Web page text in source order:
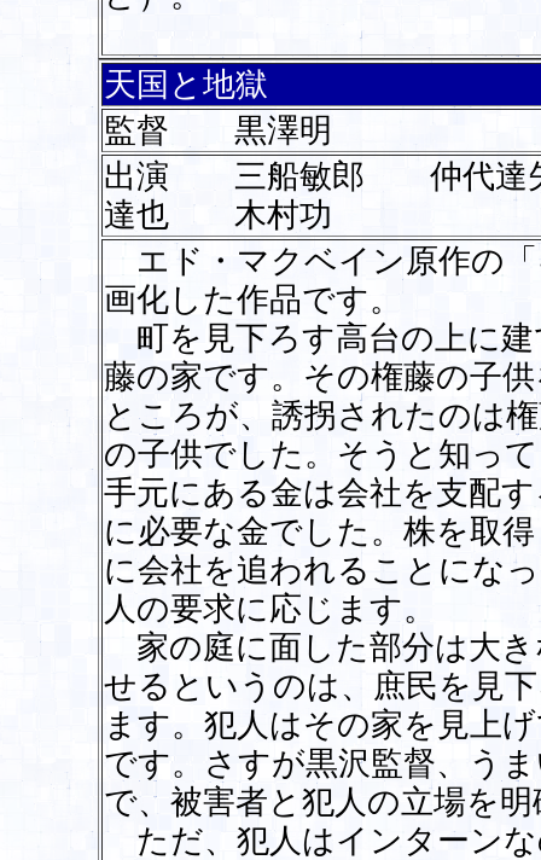
天国と地獄
監督 黒澤明
出演 三船敏郎 仲代
達也 木村功
エド・マクベイン原作の
画化した作品です。
町を見下ろす高台の上に建
藤の家です。その権藤の子
ところが、誘拐されたのは
の子供でした。そうと知っ
手元にある金は会社を支配
に必要な金でした。株を取
に会社を追われることにな
人の要求に応じます。
家の庭に面した部分は大
せるというのは、庶民を見
ます。犯人はその家を見上
です。さすが黒沢監督、う
で、被害者と犯人の立場を
ただ、犯人はインターンな